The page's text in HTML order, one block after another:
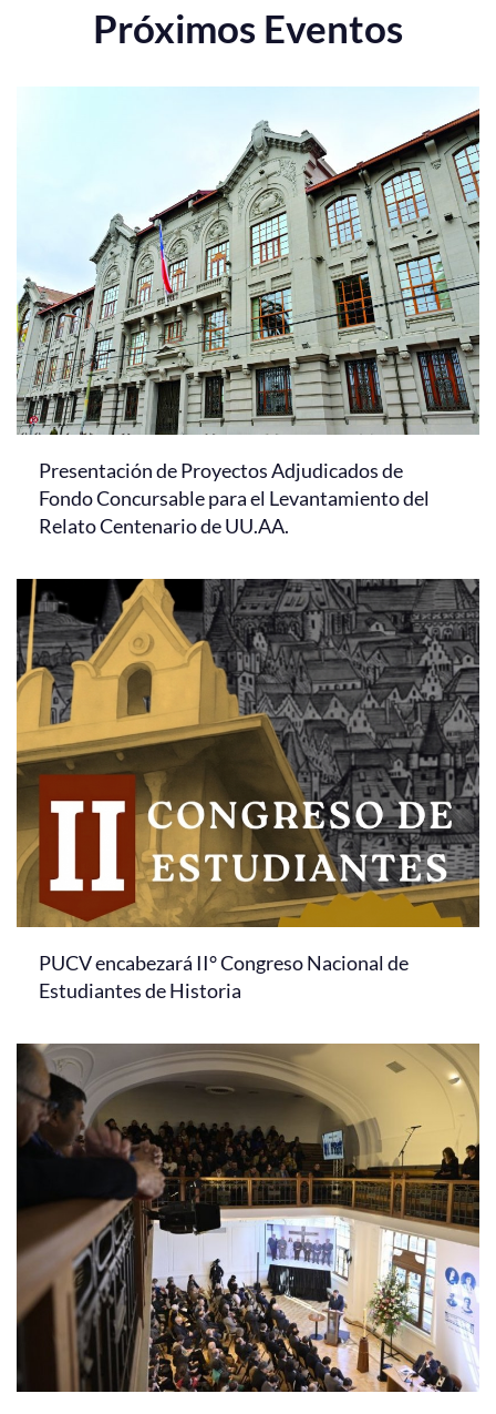
Próximos Eventos
Presentación de Proyectos Adjudicados de
Fondo Concursable para el Levantamiento del
Relato Centenario de UU.AA.
PUCV encabezará II° Congreso Nacional de
Estudiantes de Historia